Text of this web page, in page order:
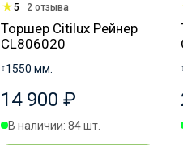
5 2 отзыва
Торшер Citilux Рейнер
CL806020
↕1550 мм.
14 900 ₽
В наличии: 84 шт.